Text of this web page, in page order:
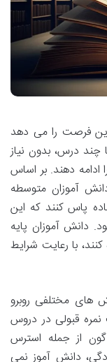
این فرصت را می دهد
درس، بدون نیاز
ادامه دهند. بر اساس
ها و قوانین سال 1404، دانش آموزان متوسطه
تک ماده پاس کنند که این
دانش آموزان پایه
را تک ماده کنند، با رعایت شرایط
های مختلفی روبرو
قبولی در دروس
از جمله استرس
دانش آموز نمی